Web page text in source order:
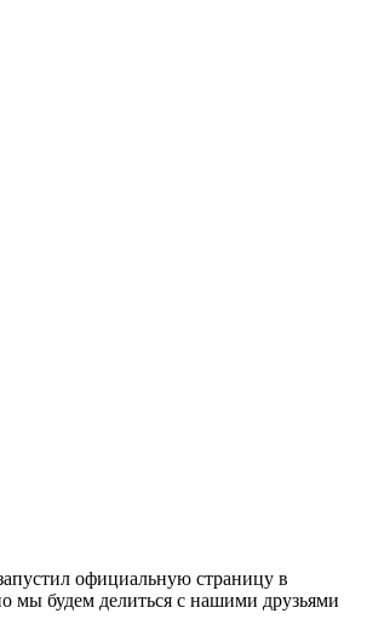
официальную страницу в
мы будем делиться с нашими друзьями